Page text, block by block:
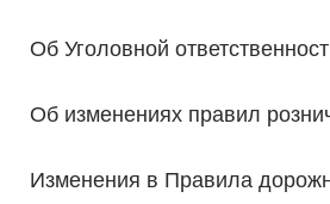
Об Уголовной
Об изменениях правил
Изменения в Правила